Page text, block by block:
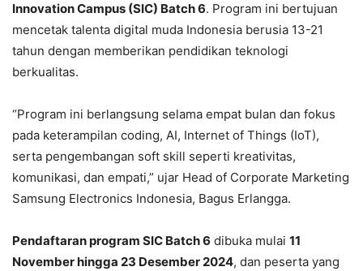
Innovation Campus (SIC) Batch 6. Program ini bertujuan
mencetak talenta digital muda Indonesia berusia 13-21
tahun dengan memberikan pendidikan teknologi
berkualitas.
“Program ini berlangsung selama empat bulan dan fokus
pada keterampilan coding, AI, Internet of Things (IoT),
serta pengembangan soft skill seperti kreativitas,
komunikasi, dan empati,” ujar Head of Corporate Marketing
Samsung Electronics Indonesia, Bagus Erlangga.
Pendaftaran program SIC Batch 6 dibuka mulai 11
November hingga 23 Desember 2024, dan peserta yang